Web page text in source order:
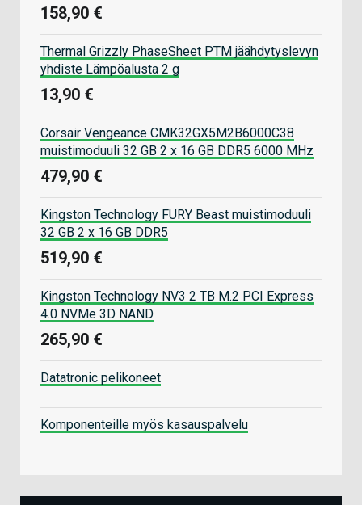
158,90 €
Thermal Grizzly PhaseSheet PTM jäähdytyslevyn
yhdiste Lämpöalusta 2 g
13,90 €
Corsair Vengeance CMK32GX5M2B6000C38
muistimoduuli 32 GB 2 x 16 GB DDR5 6000 MHz
479,90 €
Kingston Technology FURY Beast muistimoduuli
32 GB 2 x 16 GB DDR5
519,90 €
Kingston Technology NV3 2 TB M.2 PCI Express
4.0 NVMe 3D NAND
265,90 €
Datatronic pelikoneet
Komponenteille myös kasauspalvelu